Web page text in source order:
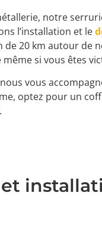
notre
l’installation et le
de 20 km autour
si vous êtes
vous
optez pour un
et